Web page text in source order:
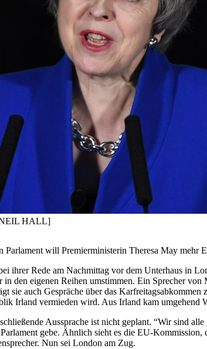
NEIL HALL]
will Premierministerin Theresa May mehr
ihrer Rede am Nachmittag vor dem Unterhaus in
den eigenen Reihen umstimmen. Ein Sprecher
sie auch Gespräche über das
Irland vermieden wird. Aus Irland kam umgehend
Aussprache ist nicht geplant. “Wir sind
gebe. Ähnlich sieht es die EU-
Nun sei London am Zug.